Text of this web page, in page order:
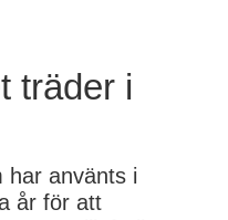
träder i
har använts i
år för att